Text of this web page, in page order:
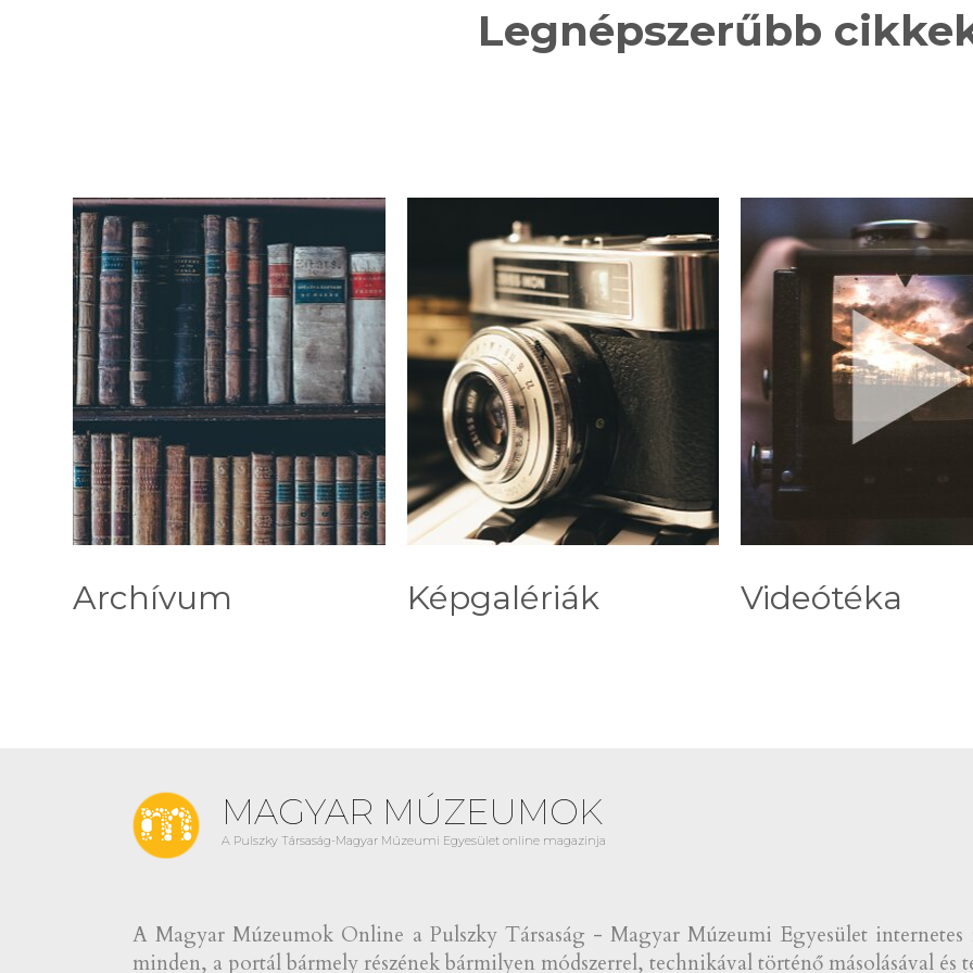
Legnépszerűbb
Archívum Képgalériák Videótéka
MAGYAR MÚZEUMOK
A Pulszky Társaság-Magyar Múzeumi Egyesület online magazinja
A Magyar Múzeumok Online a Pulszky Társaság - Magyar Múzeumi Egyesület
minden, a portál bármely részének bármilyen módszerrel, technikával történő másolásával és